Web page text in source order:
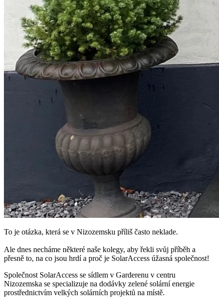
To je otázka, která se v Nizozemsku příliš často neklade.
Ale dnes necháme některé naše kolegy, aby řekli svůj příběh a
přesně to, na co jsou hrdí a proč je SolarAccess úžasná společnost!
Společnost SolarAccess se sídlem v Garderenu v centru
Nizozemska se specializuje na dodávky zelené solární energie
prostřednictvím velkých solárních projektů na místě.